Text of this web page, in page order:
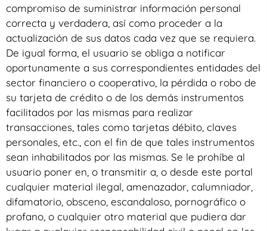
compromiso de suministrar información personal
correcta y verdadera, así como proceder a la
actualización de sus datos cada vez que se requiera.
De igual forma, el usuario se obliga a notificar
oportunamente a sus correspondientes entidades del
sector financiero o cooperativo, la pérdida o robo de
su tarjeta de crédito o de los demás instrumentos
facilitados por las mismas para realizar
transacciones, tales como tarjetas débito, claves
personales, etc., con el fin de que tales instrumentos
sean inhabilitados por las mismas. Se le prohíbe al
usuario poner en, o transmitir a, o desde este portal
cualquier material ilegal, amenazador, calumniador,
difamatorio, obsceno, escandaloso, pornográfico o
profano, o cualquier otro material que pudiera dar